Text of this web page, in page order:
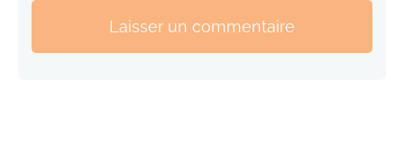
Laisser un commentaire